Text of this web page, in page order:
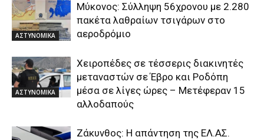
ΑΣΤΥΝΟΜΙΚΑ
Μύκονος: Σύλληψη 56χρονου με 2.280
πακέτα λαθραίων τσιγάρων στο
αεροδρόμιο
ΑΣΤΥΝΟΜΙΚΑ
Χειροπέδες σε τέσσερις διακινητές
μεταναστών σε Έβρο και Ροδόπη
μέσα σε λίγες ώρες – Μετέφεραν 15
αλλοδαπούς
Ζάκυνθος: Η απάντηση της ΕΛ.ΑΣ.